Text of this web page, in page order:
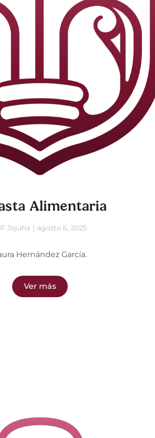
Alimentaria
Jojutla agosto 6, 2025
Hernández García.
Ver más